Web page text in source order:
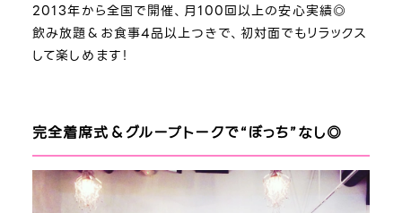
2013年から全国で開催、月100回以上の安心実績◎
飲み放題＆お食事4品以上つきで、初対面でもリラックス
して楽しめます！
完全着席式＆グループトークで“ぼっち”なし◎